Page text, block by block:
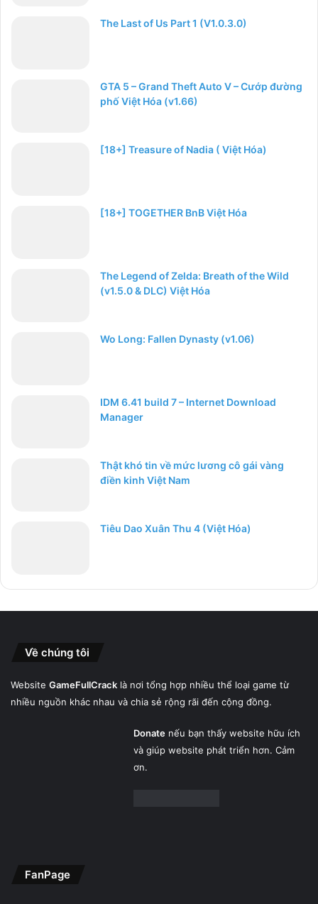
The Last of Us Part 1 (V1.0.3.0)
GTA 5 – Grand Theft Auto V – Cướp đường
phố Việt Hóa (v1.66)
[18+] Treasure of Nadia ( Việt Hóa)
[18+] TOGETHER BnB Việt Hóa
The Legend of Zelda: Breath of the Wild
(v1.5.0 & DLC) Việt Hóa
Wo Long: Fallen Dynasty (v1.06)
IDM 6.41 build 7 – Internet Download
Manager
Thật khó tin về mức lương cô gái vàng
điền kinh Việt Nam
Tiêu Dao Xuân Thu 4 (Việt Hóa)
Về chúng tôi
Website GameFullCrack là nơi tổng hợp nhiều thể loại game từ
nhiều nguồn khác nhau và chia sẻ rộng rãi đến cộng đồng.
Donatenếu bạn thấy website hữu ích
và giúp website phát triển hơn. Cảm
ơn.
FanPage